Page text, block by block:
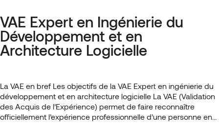
VAE Expert en Ingénierie du
Développement et en
Architecture Logicielle
La VAE en bref Les objectifs de la VAE Expert en ingénierie du
développement et en architecture logicielle La VAE (Validation
des Acquis de l’Expérience) permet de faire reconnaître
officiellement l’expérience professionnelle d’une personne en